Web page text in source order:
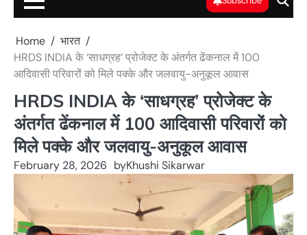
Home
भारत
HRDS INDIA के ‘साधग्रह’ प्रोजेक्ट के अंतर्गत ढेंकनाल में 100
आदिवासी परिवारों को मिले पक्के और जलवायु-अनुकूल आवास
HRDS INDIA के ‘साधग्रह’ प्रोजेक्ट के
अंतर्गत ढेंकनाल में 100 आदिवासी परिवारों को
मिले पक्के और जलवायु-अनुकूल आवास
February 28, 2026 byKhushi Sikarwar